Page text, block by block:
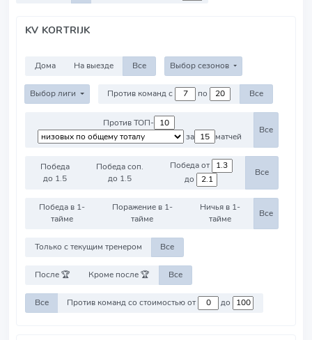
KV KORTRIJK
Дома На выезде Все Выбор сезонов
Выбор лиги Против команд с по Все
Против ТОП-
за
матчей
Все
Победа
до 1.5
Победа соп.
до 1.5
Победа от
до
Все
Победа в 1-
тайме
Поражение в 1-
тайме
Ничья в 1-
тайме
Все
Только с текущим тренером Все
После 🏆 Кроме после 🏆 Все
Все Против команд со стоимостью от до